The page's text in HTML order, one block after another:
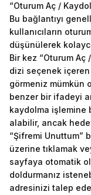
“Oturum Aç /
Bu bağlantıyı
kullanıcıların
düşünülerek
Bir kez “Oturum
dizi seçenek içeren
görmeniz mümkün
benzer bir ifadeyi
kaydolma işlemine
alabilir, ancak
“Şifremi Unuttum”
üzerine tıklamak
sayfaya otomatik
doldurmanız
adresinizi talep